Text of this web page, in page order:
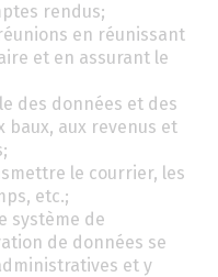
rendus;
en réunissant
et en assurant le
des données et des
aux revenus et
le courrier, les
etc.;
système de
de données se
et y